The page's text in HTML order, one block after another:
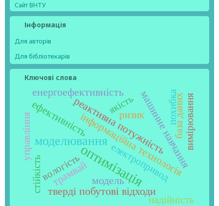
Сайт ВНТУ
Інформація
Для авторів
Для бібліотекарів
Ключові слова
оптимізація
моделюванняінформаційна технологія
реактивна потужність
ефективність машинне навчання
модель
тверді побутові відходи
енергоефективність
трамвай
вологість
ризик
управління
електропривод
стійкість
якість база даних
надійність
вимірювання
похибка